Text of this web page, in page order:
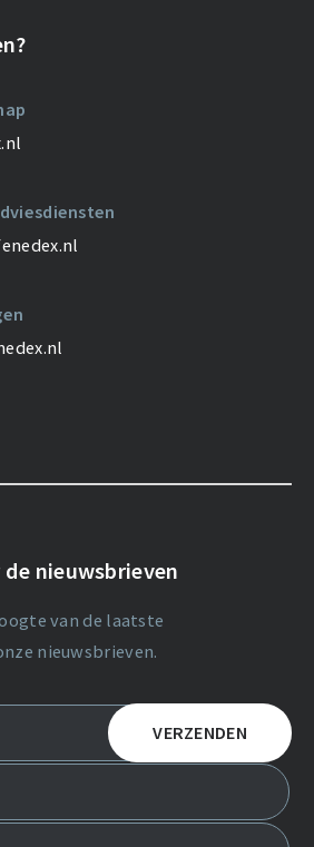
nieuwsbrieven
van de laatste
nieuwsbrieven.